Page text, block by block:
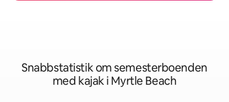
Snabbstatistik om semesterboenden
med kajak i Myrtle Beach